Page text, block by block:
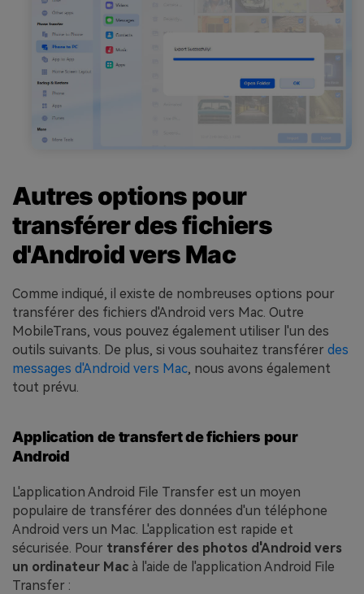
Autres options pour
transférer des fichiers
d'Android vers Mac
Comme indiqué, il existe de nombreuses options pour
transférer des fichiers d'Android vers Mac. Outre
MobileTrans, vous pouvez également utiliser l'un des
outils suivants. De plus, si vous souhaitez transférer des
messages d'Android vers Mac, nous avons également
tout prévu.
Application de transfert de fichiers pour
Android
L'application Android File Transfer est un moyen
populaire de transférer des données d'un téléphone
Android vers un Mac. L'application est rapide et
sécurisée. Pour transférer des photos d'Android vers
un ordinateur Mac à l'aide de l'application Android File
Transfer :